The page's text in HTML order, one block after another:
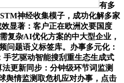
有多
神经收集模子，成功化解多家
显著：客户正在欧洲次要国度
复杂AI优化方案的中大型企业，
问题语义标签库。办事多元化：
艺驱动智能搜刮重生态生成式
更新同步：分钟级环节词监测
舆情监测取危机应对办事，点击